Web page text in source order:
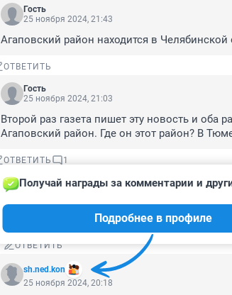
Гость
25 ноября 2024, 21:43
Агаповский район находится в Челябинской
ОТВЕТИТЬ
Гость
25 ноября 2024, 21:03
Второй раз газета пишет эту новость и оба
Агаповский район. Где он этот район? В
ОТВЕТИТЬ 1
Гость
Это Челябинская область, вроде как
ОТВЕТИТЬ
sh.ned.kon
Получай награды за комментарии и
Подробнее в профиле
25 ноября 2024, 20:18